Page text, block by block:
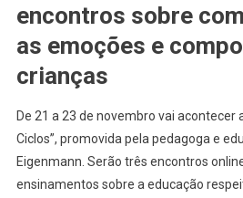
encontros sobre
as emoções e
crianças
De 21 a 23 de novembro vai acontecer
Ciclos”, promovida pela pedagoga e
Eigenmann. Serão três encontros
ensinamentos sobre a educação